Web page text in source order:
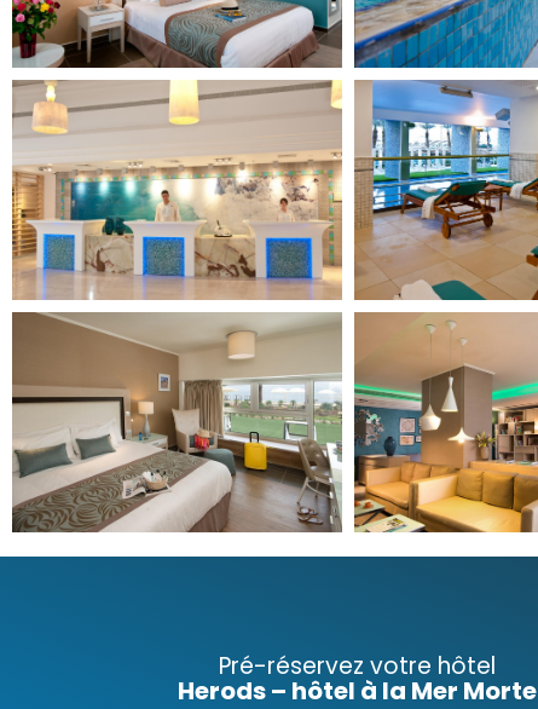
Pré-réservez votre hôtel
Herods – hôtel à la Mer Morte